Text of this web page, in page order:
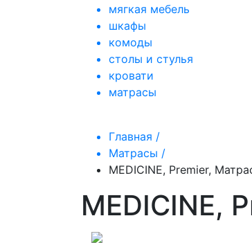
мягкая мебель
шкафы
комоды
столы и стулья
кровати
матрасы
Главная /
Матрасы /
MEDICINE, Premier,
MEDICINE,